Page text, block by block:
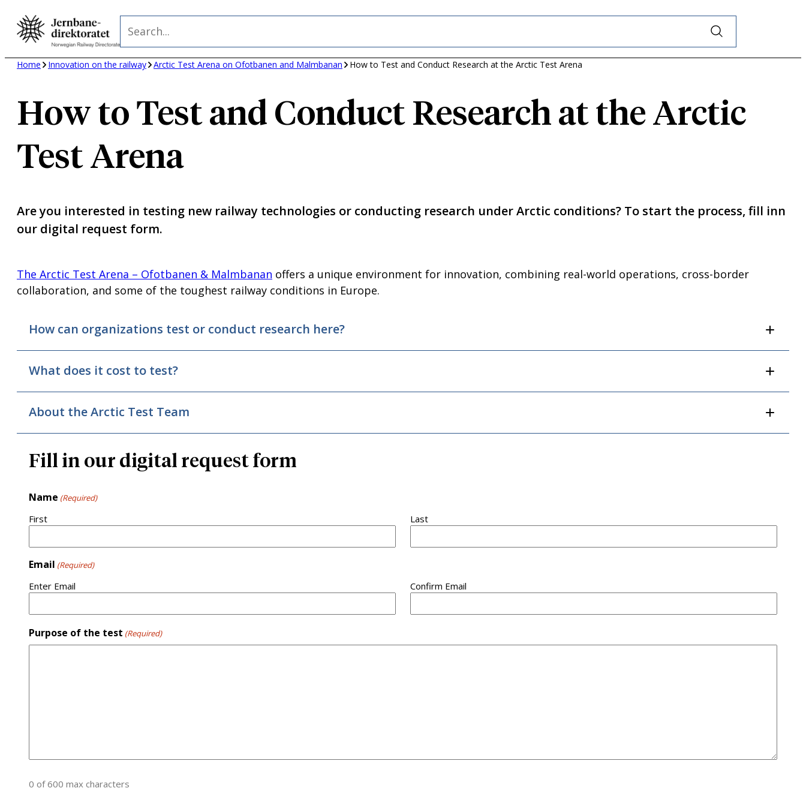
Skip
content
Home Innovation on the railway Arctic Test Arena on Ofotbanen and Malmbanan How to Test and Conduct Research at the Arctic Test Arena
How to Test and Conduct Research at the Arctic
Test Arena
Are you interested in testing new railway technologies or conducting research under Arctic conditions? To start the process, fill inn
our digital request form.
The Arctic Test Arena – Ofotbanen & Malmbanan offers a unique environment for innovation, combining real-world operations, cross-border
collaboration, and some of the toughest railway conditions in Europe.
How can organizations test or conduct research here?
What does it cost to test?
About the Arctic Test Team
Fill in our digital request form
Name (Required)
First Last
Email (Required)
Enter Email Confirm Email
Purpose of the test (Required)
0 of 600 max characters